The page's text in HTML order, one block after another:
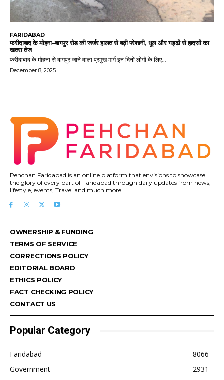
FARIDABAD
फरीदाबाद के मोहना–बागपुर रोड की जर्जर हालत से बढ़ी परेशानी, धूल और गड्ढों से हादसों का
खतरा तेज
फरीदाबाद के मोहना से बागपुर जाने वाला प्रमुख मार्ग इन दिनों लोगों के लिए...
December 8, 2025
Pehchan Faridabad is an online platform that envisions to showcase
the glory of every part of Faridabad through daily updates from news,
lifestyle, events, Travel and much more.
OWNERSHIP & FUNDING
TERMS OF SERVICE
CORRECTIONS POLICY
EDITORIAL BOARD
ETHICS POLICY
FACT CHECKING POLICY
CONTACT US
Popular Category
Faridabad
8066
Government
2931